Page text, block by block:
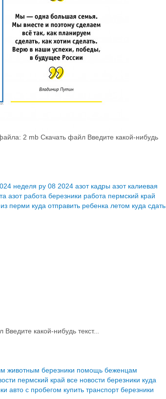
2 mb Скачать файл Введите какой-нибудь
неделя ру 08 2024 азот кадры азот калиевая
азот работа березники работа пермский край
перми куда отправить ребенка летом куда сдать
какой-нибудь текст...
животным березники помощь беженцам
пермский край все новости березники куда
авто с пробегом купить транспорт березники